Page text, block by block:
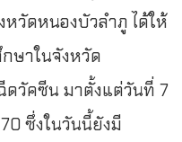
วัดหนองบัวลำภู ได้ให้
ษาในจังหวัด
ดวัคซีน มาตั้งแต่วันที่ 7
ซึ่งในวันนี้ยังมี